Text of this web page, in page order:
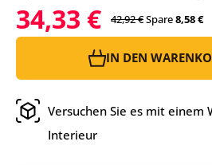
34,33 € 42,92 €Spare8,58 €
IN DEN
Versuchen Sie es mit einem
Interieur